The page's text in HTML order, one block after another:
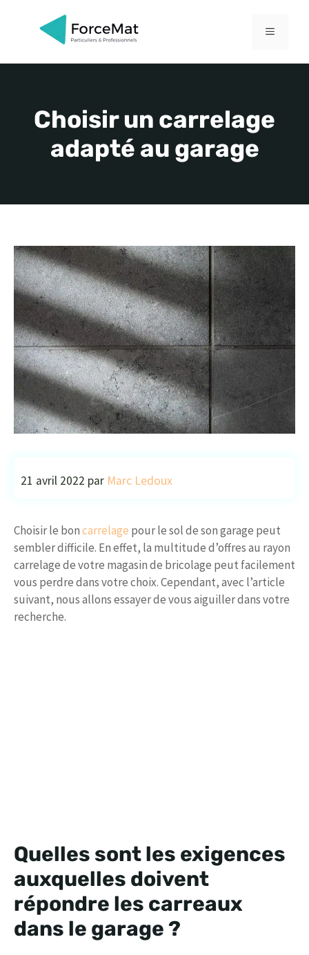
MENU
Choisir un carrelage
adapté au garage
21 avril 2022 par Marc Ledoux
Choisir le boncarrelage pour le sol de son garage peut
sembler difficile. En effet, la multitude d’offres au rayon
carrelage de votre magasin de bricolage peut facilement
vous perdre dans votre choix. Cependant, avec l’article
suivant, nous allons essayer de vous aiguiller dans votre
recherche.
Quelles sont les exigences
auxquelles doivent
répondre les carreaux
dans le garage ?